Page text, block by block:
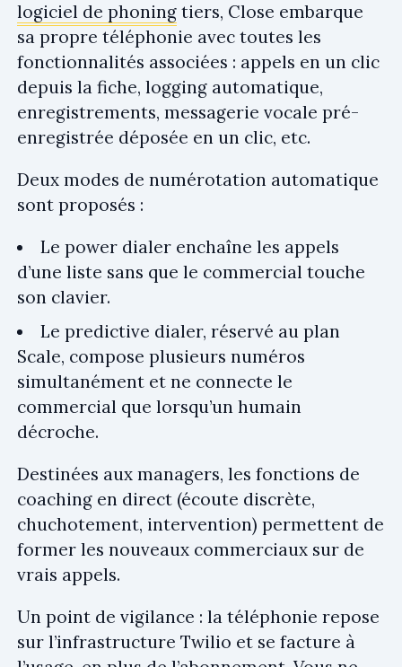
logiciel de phoning tiers, Close embarque
sa propre téléphonie avec toutes les
fonctionnalités associées : appels en un clic
depuis la fiche, logging automatique,
enregistrements, messagerie vocale pré-
enregistrée déposée en un clic, etc.
Deux modes de numérotation automatique
sont proposés :
Le power dialer enchaîne les appels
d’une liste sans que le commercial touche
son clavier.
Le predictive dialer, réservé au plan
Scale, compose plusieurs numéros
simultanément et ne connecte le
commercial que lorsqu’un humain
décroche.
Destinées aux managers, les fonctions de
coaching en direct (écoute discrète,
chuchotement, intervention) permettent de
former les nouveaux commerciaux sur de
vrais appels.
Un point de vigilance : la téléphonie repose
sur l’infrastructure Twilio et se facture à